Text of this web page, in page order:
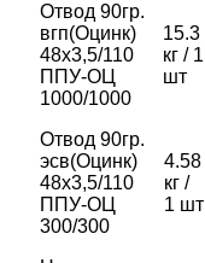
Отвод 90гр.
вгп(Оцинк)
48х3,5/110
ППУ-ОЦ
1000/1000
15.3
кг / 1
шт
Отвод 90гр.
эсв(Оцинк)
48х3,5/110
ППУ-ОЦ
300/300
4.58
кг /
1 шт